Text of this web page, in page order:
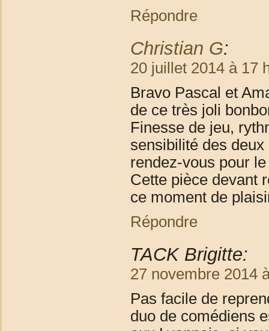
Répondre
Christian G:
20 juillet 2014 à 17
Bravo Pascal et
de ce très joli
Finesse de jeu,
sensibilité des deux
rendez-vous pour
Cette pièce devant
ce moment de
Répondre
TACK Brigitte:
27 novembre 2014
Pas facile de
duo de comédiens